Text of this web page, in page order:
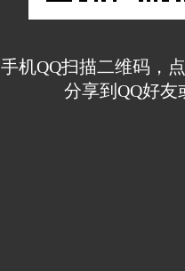
手机QQ扫描二维码，
分享到QQ好友